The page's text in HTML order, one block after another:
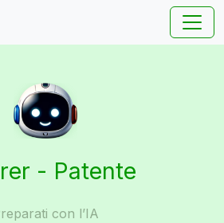
- Patente
con l’IA